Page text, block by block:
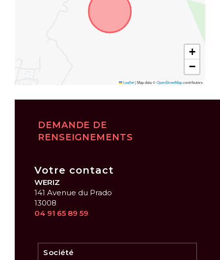
+
−
Leaflet|Map data ©OpenStreetMapcontributors
DEMANDE DE
RENSEIGNEMENTS
Votre contact
WERIZ
141 Avenue du Prado
13008
04 91 65 89 59